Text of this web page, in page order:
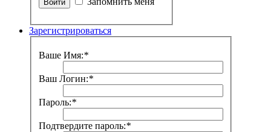
Зарегистрироваться
Ваше Имя:*
Ваш Логин:*
Пароль:*
Подтвердите пароль:*